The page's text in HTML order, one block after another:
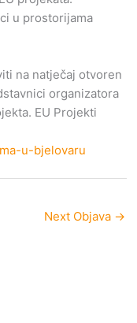
u prostorijama
na natječaj otvoren
organizatora
EU Projekti
u-bjelovaru
Next Objava →